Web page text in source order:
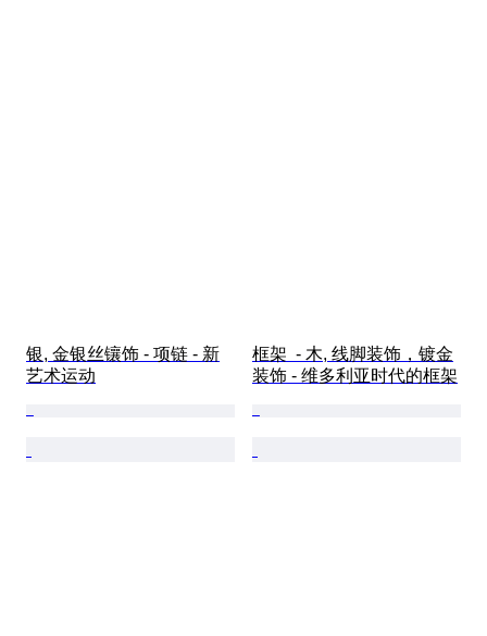
银, 金银丝镶饰 - 项链 - 新
艺术运动
框架  - 木, 线脚装饰，镀金
装饰 - 维多利亚时代的框架